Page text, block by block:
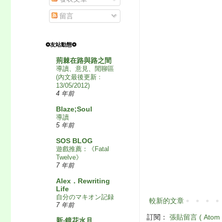
較新的文章
訂閱： 張貼留言 ( Atom
留言
❂友站動態❂
荊棘在路與路之間
導讀、意見、閒聊區
(內文最後更新﹕
13/05/2012)
4 年前
Blaze;Soul
導讀
5 年前
SOS BLOG
遊戲推薦：《Fatal
Twelve》
7 年前
Alex．Rewriting
Life
自分のマキオン記録
7 年前